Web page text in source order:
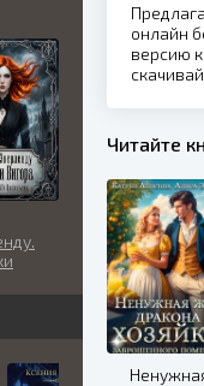
онлайн
версию
Читайте